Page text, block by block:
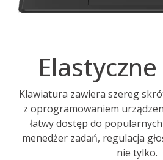
Klawiatura zawiera szereg
z oprogramowaniem
łatwy dostęp do
menedżer zadań, regulacja
nie tylko.